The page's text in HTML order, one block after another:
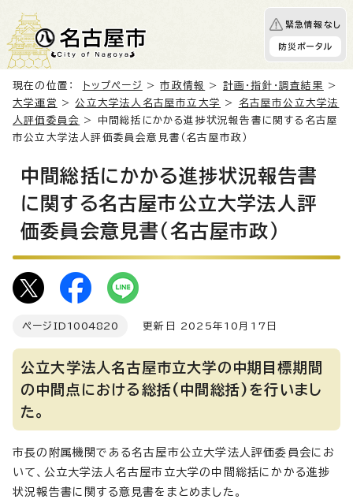
緊急情報なし
防災ポータル
現在の位置： トップページ >市政情報 > 計画・指針・調査結果
>
大学運営
>公立大学法人名古屋市立大学 >
名古屋市公立大学法
人評価委員会
> 中間総括にかかる進捗状況報告書に関する名古屋
市公立大学法人評価委員会意見書（名古屋市政）
中間総括にかかる進捗状況報告書
に関する名古屋市公立大学法人評
価委員会意見書（名古屋市政）
ページID 1004820 更新日 2025年10月17日
公立大学法人名古屋市立大学の中期目標期間
の中間点における総括(中間総括)を行いまし
た。
市長の附属機関である名古屋市公立大学法人評価委員会にお
いて、公立大学法人名古屋市立大学の中間総括にかかる進捗
状況報告書に関する意見書をまとめました。